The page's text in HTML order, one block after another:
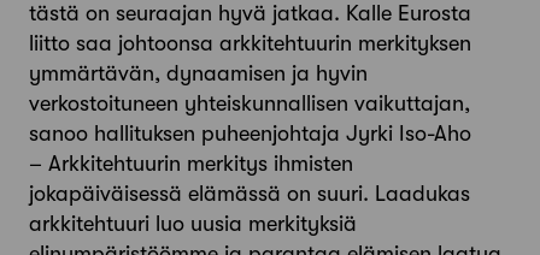
tästä on seuraajan hyvä jatkaa. Kalle Eurosta
liitto saa johtoonsa arkkitehtuurin merkityksen
ymmärtävän, dynaamisen ja hyvin
verkostoituneen yhteiskunnallisen vaikuttajan,
sanoo hallituksen puheenjohtaja Jyrki Iso-Aho
– Arkkitehtuurin merkitys ihmisten
jokapäiväisessä elämässä on suuri. Laadukas
arkkitehtuuri luo uusia merkityksiä